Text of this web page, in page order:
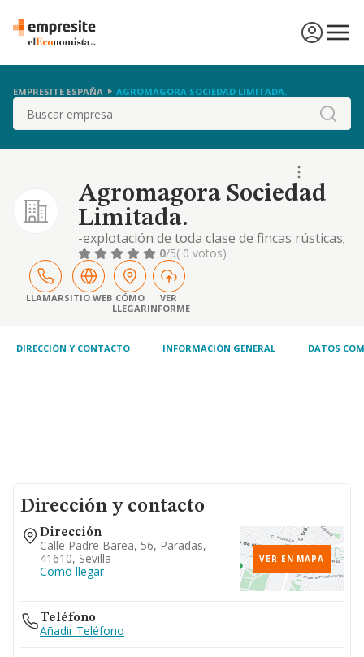
EMPRESITE ESPAÑA AGROMAGORA SOCIEDAD LIMITADA.
Buscar
Agromagora Sociedad
Limitada.
-explotación de toda clase de fincas rústicas;
-compraventa, alquiler, promoción y venta
de toda clase de fincas urbanas y rústicas; -
tenencia y gestión de cualquier tipo de
bienes inmuebles
0/5( 0 votos)
LLAMARSITIO WEB CÓMO
LLEGAR
VER
INFORME
DIRECCIÓN Y CONTACTO INFORMACIÓN GENERAL DATOS
Dirección y contacto
Dirección
Calle Padre Barea, 56, Paradas,
41610, Sevilla
Como llegar
VER EN MAPA
Teléfono
Añadir Teléfono